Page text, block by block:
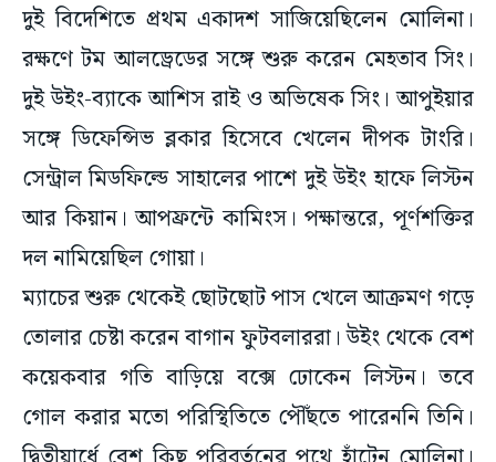
দুই বিদেশিতে প্রথম একাদশ সাজিয়েছিলেন মোলিনা।
রক্ষণে টম আলড্রেডের সঙ্গে শুরু করেন মেহতাব সিং।
দুই উইং-ব্যাকে আশিস রাই ও অভিষেক সিং। আপুইয়ার
সঙ্গে ডিফেন্সিভ ব্লকার হিসেবে খেলেন দীপক টাংরি।
সেন্ট্রাল মিডফিল্ডে সাহালের পাশে দুই উইং হাফে লিস্টন
আর কিয়ান। আপফ্রন্টে কামিংস। পক্ষান্তরে, পূর্ণশক্তির
দল নামিয়েছিল গোয়া।
ম্যাচের শুরু থেকেই ছোটছোট পাস খেলে আক্রমণ গড়ে
তোলার চেষ্টা করেন বাগান ফুটবলাররা। উইং থেকে বেশ
কয়েকবার গতি বাড়িয়ে বক্সে ঢোকেন লিস্টন। তবে
গোল করার মতো পরিস্থিতিতে পৌঁছতে পারেননি তিনি।